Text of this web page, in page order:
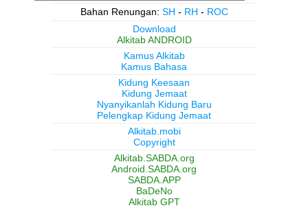
Bahan Renungan: SH - RH - ROC
Download
Alkitab ANDROID
Kamus Alkitab
Kamus Bahasa
Kidung Keesaan
Kidung Jemaat
Nyanyikanlah Kidung Baru
Pelengkap Kidung Jemaat
Alkitab.mobi
Copyright
Alkitab.SABDA.org
Android.SABDA.org
SABDA.APP
BaDeNo
Alkitab GPT